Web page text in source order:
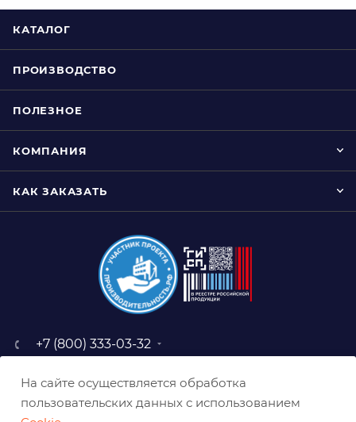
КАТАЛОГ
ПРОИЗВОДСТВО
ПОЛЕЗНОЕ
КОМПАНИЯ
КАК ЗАКАЗАТЬ
+7 (800) 333-03-32
baz@belabraziv.ru
На сайте осуществляется обработка
пользовательских данных с использованием